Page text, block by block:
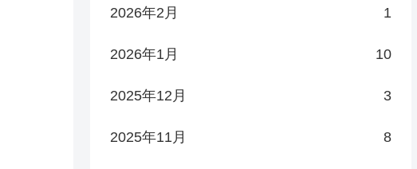
2026年2月 1
2026年1月 10
2025年12月 3
2025年11月 8